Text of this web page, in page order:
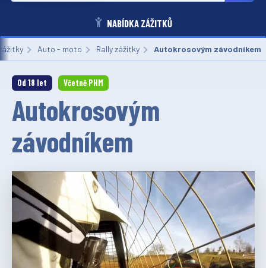
NABÍDKA ZÁŽITKŮ
Auto - moto Rally zážitky Aktuální:
Autokrosovým závodníkem
Od 18 let Včetně PHM
Autokrosovým
závodníkem